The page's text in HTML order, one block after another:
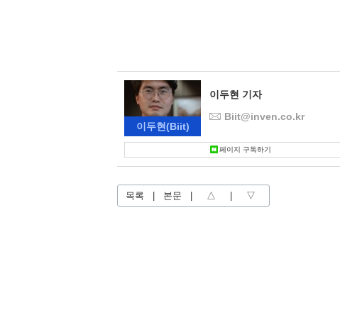
이두현(Biit)
이두현 기자
Biit@inven.co.kr
페이지 구독하기
목록 본문 △ ▽